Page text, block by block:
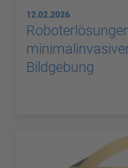
12.02.2026
Bildgebung